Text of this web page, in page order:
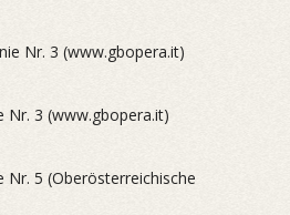
Nr. 3 (www.gbopera.it)
Nr. 3 (www.gbopera.it)
Nr. 5 (Oberösterreichische